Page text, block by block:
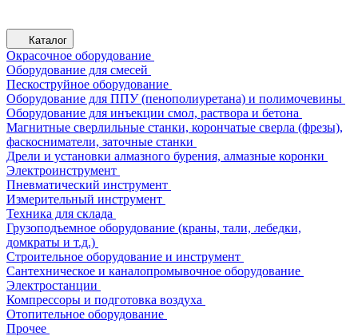
Каталог
Окрасочное оборудование
Оборудование для смесей
Пескоструйное оборудование
Оборудование для ППУ (пенополиуретана) и полимочевины
Оборудование для инъекции смол, раствора и бетона
Магнитные сверлильные станки, корончатые сверла (фрезы),
фаскосниматели, заточные станки
Дрели и установки алмазного бурения, алмазные коронки
Электроинструмент
Пневматический инструмент
Измерительный инструмент
Техника для склада
Грузоподъемное оборудование (краны, тали, лебедки,
домкраты и т.д.)
Строительное оборудование и инструмент
Сантехническое и каналопромывочное оборудование
Электростанции
Компрессоры и подготовка воздуха
Отопительное оборудование
Прочее